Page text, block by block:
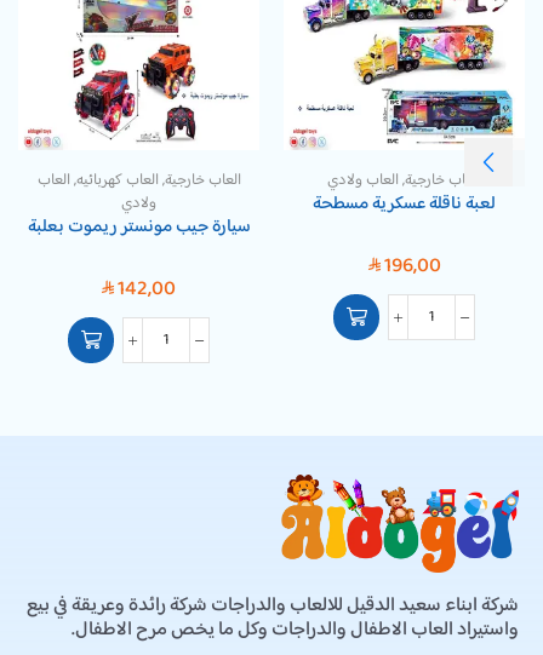
العاب خارجية,العاب ولادي
لعبة ناقلة عسكرية مسطحة
SAR196,00
العاب خارجية,العاب كهربائيه,العاب
ولادي
سيارة جيب مونستر ريموت بعلبة
SAR142,00
شركة ابناء سعيد الدقيل للالعاب والدراجات شركة رائدة وعريقة في بيع
واستيراد العاب الاطفال والدراجات وكل ما يخص مرح الاطفال.